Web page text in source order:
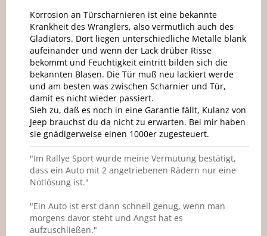
Korrosion an Türscharnieren ist eine bekannte
Krankheit des Wranglers, also vermutlich auch des
Gladiators. Dort liegen unterschiedliche Metalle blank
aufeinander und wenn der Lack drüber Risse
bekommt und Feuchtigkeit eintritt bilden sich die
bekannten Blasen. Die Tür muß neu lackiert werde
und am besten was zwischen Scharnier und Tür,
damit es nicht wieder passiert.
Sieh zu, daß es noch in eine Garantie fällt, Kulanz von
Jeep brauchst du da nicht zu erwarten. Bei mir haben
sie gnädigerweise einen 1000er zugesteuert.
"Im Rallye Sport wurde meine Vermutung bestätigt,
dass ein Auto mit 2 angetriebenen Rädern nur eine
Notlösung ist."
"Ein Auto ist erst dann schnell genug, wenn man
morgens davor steht und Angst hat es
aufzuschließen."